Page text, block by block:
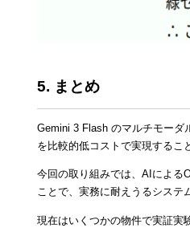
5. まとめ
Gemini 3 Flash のマルチモーダ
を比較的低コストで実現するこ
今回の取り組みでは、AIによる
ことで、実務に耐えうるシステ
現在はいくつかの物件で実証実